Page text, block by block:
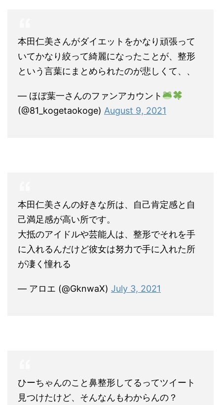
本田仁美さんがダイエットをかなり頑張って
いてかなり絞って綺麗になったことが、整形
という言葉にまとめられたのが悲しくて、、
— ほぼ葉一さんのファンアカウント
(@81_kogetaokoge) August 9, 2021
本田仁美さんの好きな所は、自己肯定感と自
己満足感が高い所です。
大抵のアイドルや芸能人は、整形でそれを手
に入れるんだけど彼女は努力で手に入れた所
が凄く憧れる
— アロエ (@GknwaX) July 3, 2021
ひーちゃんのこと鼻整形してるってツイート
見つけたけど、そんなんもわからんの？